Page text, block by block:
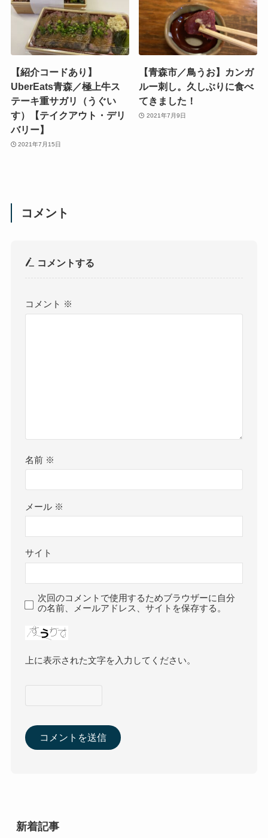
【紹介コードあり】
UberEats青森／極上牛ス
テーキ重サガリ（うぐい
す）【テイクアウト・デリ
バリー】
2021年7月15日
【青森市／鳥うお】カンガ
ルー刺し。久しぶりに食べ
てきました！
2021年7月9日
コメント
コメントする
コメント ※
名前 ※
メール ※
サイト
次回のコメントで使用するためブラウザーに自分
の名前、メールアドレス、サイトを保存する。
上に表示された文字を入力してください。
新着記事